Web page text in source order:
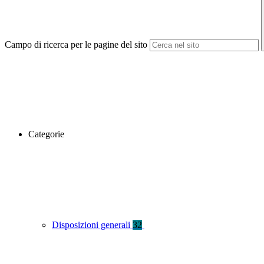
Campo di ricerca per le pagine del sito
Categorie
Disposizioni generali 32